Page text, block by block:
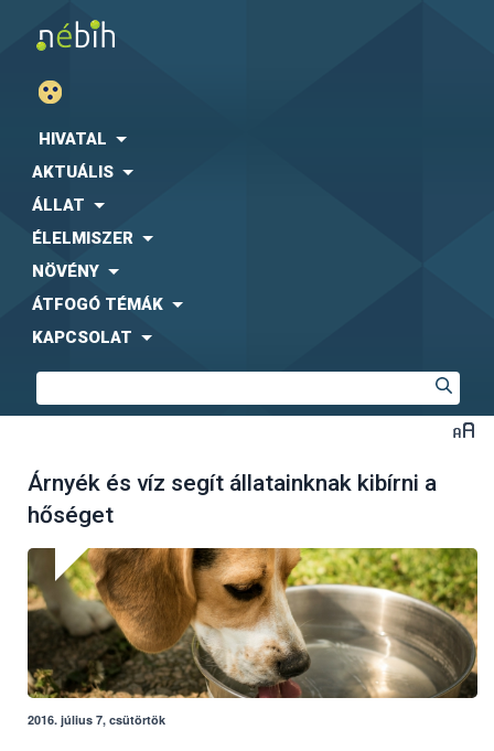
HIVATAL
AKTUÁLIS
ÁLLAT
ÉLELMISZER
NÖVÉNY
ÁTFOGÓ TÉMÁK
KAPCSOLAT
Árnyék és víz segít állatainknak kibírni a
hőséget
2016. július 7, csütörtök